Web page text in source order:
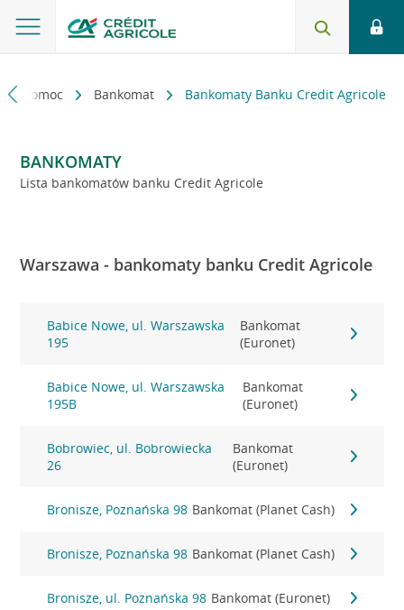
i pomoc Bankomat Bankomaty Banku Credit Agricole
BANKOMATY
Lista bankomatów banku Credit Agricole
Warszawa - bankomaty banku Credit Agricole
Babice Nowe, ul. Warszawska
195
Bankomat
(Euronet)
Babice Nowe, ul. Warszawska
195B
Bankomat
(Euronet)
Bobrowiec, ul. Bobrowiecka
26
Bankomat
(Euronet)
Bronisze, Poznańska 98 Bankomat (Planet Cash)
Bronisze, Poznańska 98 Bankomat (Planet Cash)
Bronisze, ul. Poznańska 98 Bankomat (Euronet)